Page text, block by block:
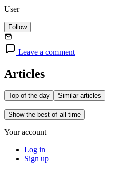
User
Follow
Leave a comment
Articles
Top of the day Similar articles
Show the best of all time
Your account
Log in
Sign up